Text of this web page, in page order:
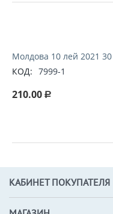
Молдова 10 лей 2021
КОД: 7999-1
210.00 Р
КАБИНЕТ ПОКУПАТЕЛЯ